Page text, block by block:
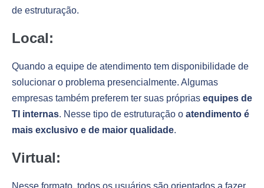
de estruturação.
Local:
Quando a equipe de atendimento tem disponibilidade de
solucionar o problema presencialmente. Algumas
empresas também preferem ter suas próprias equipes de
TI internas. Nesse tipo de estruturação o atendimento é
mais exclusivo e de maior qualidade.
Virtual:
Nesse formato, todos os usuários são orientados a fazer